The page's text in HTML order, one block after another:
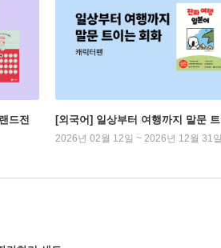
드전 [외국어] 일상부터 여행까지 말문
2026년 02월 12일 ~ 2026년 12월 31일